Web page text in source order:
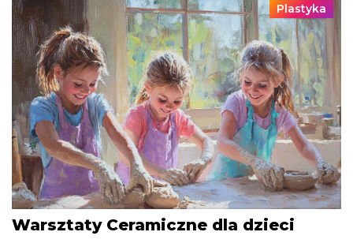
Warsztaty Ceramiczne dla dzieci
Plastyka